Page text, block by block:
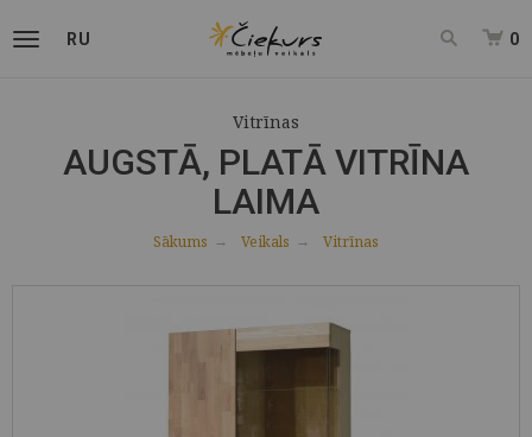
RU 0
Vitrīnas
AUGSTĀ, PLATĀ VITRĪNA
LAIMA
Sākums Veikals Vitrīnas